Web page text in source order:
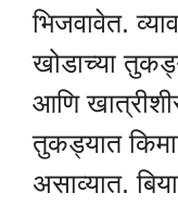
भिजवावेत.
खोडाच्या
आणि
तुकड्यात
असाव्यात.